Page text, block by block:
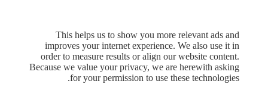
This helps us to show you more relevant ads and
improves your internet experience. We also use it in
order to measure results or align our website content.
Because we value your privacy, we are herewith asking
for your permission to use these technologies.